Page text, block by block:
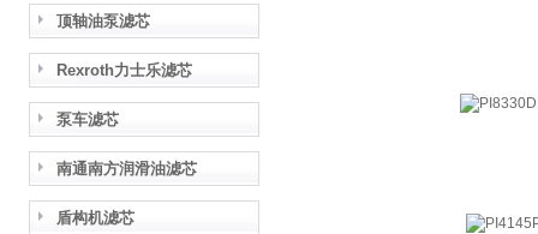
顶轴油泵滤芯
Rexroth力士乐滤芯
泵车滤芯
南通南方润滑油滤芯
盾构机滤芯